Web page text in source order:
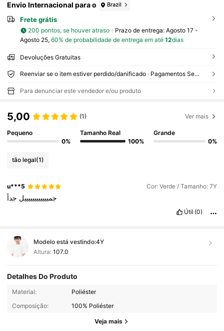
Envio Internacional para o Brazil
Frete grátis
200 pontos, se houver atraso Prazo de entrega: Agosto 17 -
Agosto 25, 60% de probabilidade de entrega em até 12dias
Devoluções Gratuitas
Reenviar se o item estiver perdido/danificado · Pagamentos Seguros · Proteção de privacidade
Para denunciar este vendedor e/ou produto
5,00 (1) Ver mais
Pequeno
0%
Tamanho Real
100%
Grande
0%
tão legal(1)
u***5 Cor: Verde / Tamanho: 7Y
جمييييييييييييل جداً
Útil (0)
Modelo está vestindo:4Y
Altura: 107.0
Detalhes Do Produto
Material:
Poliéster
Composição:
100% Poliéster
Veja mais
289K Seguidores
289K Seguidores